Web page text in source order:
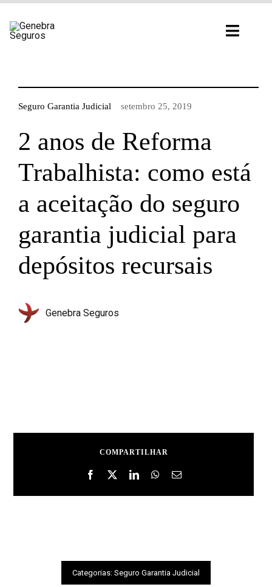
para
Seguro Garantia Judicial setembro 25, 2019
2 anos de Reforma
Trabalhista: como está
a aceitação do seguro
garantia judicial para
depósitos recursais
Genebra Seguros
COMPARTILHAR
Categorias: Seguro Garantia Judicial